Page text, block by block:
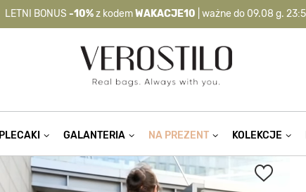
-10%kod:WAKACJE10| nie dotyczy produktów z flagą OKAZJA >
PLECAKI GALANTERIA NA PREZENT KOLEKCJE